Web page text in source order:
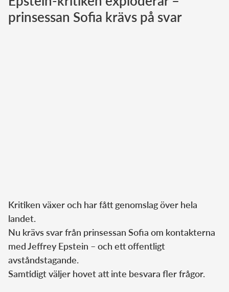
Norska kungahuset
prinsessan Sofia krävs på svar
Kritiken växer och har fått genomslag över hela
landet.
Nu krävs svar från prinsessan Sofia om kontakterna
med Jeffrey Epstein – och ett offentligt
avståndstagande.
Samtidigt väljer hovet att inte besvara fler frågor.